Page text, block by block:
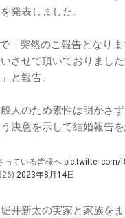
発表しました。
「突然のご報告となり
させて頂いておりまし
と報告。
人のため素性は明かさ
決意を示して結婚報告を
っている皆様へ pic.twitter.com/
2023年8月14日
井新太の実家と家族をま